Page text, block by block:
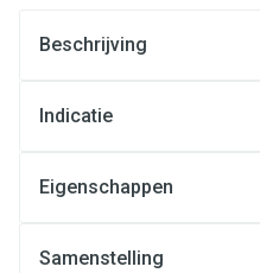
Beschrijving
Indicatie
Eigenschappen
Samenstelling